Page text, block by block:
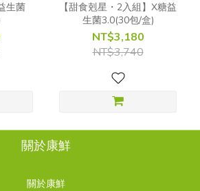
生菌
【甜食剋星・2入組】X糖益
生菌3.0(30包/盒)
NT$3,180
NT$3,740
關於康鮮
關於康鮮